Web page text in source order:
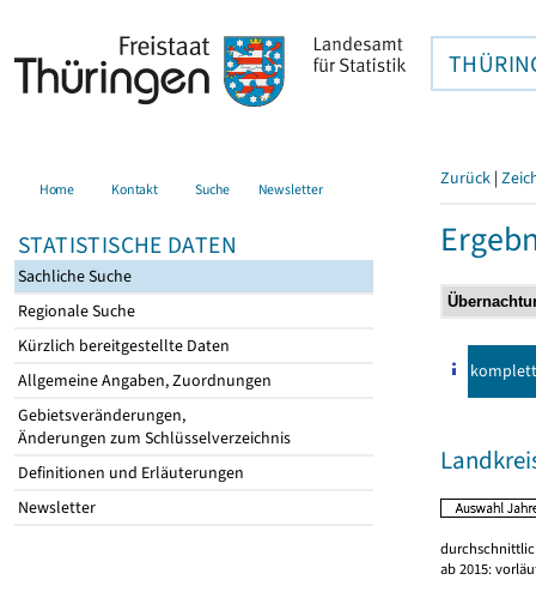
Home Kontakt Suche Newsletter
STATISTISCHE DATEN
Sachliche Suche
Regionale Suche
Kürzlich bereitgestellte Daten
Allgemeine Angaben, Zuordnungen
Gebietsveränderungen,
Änderungen zum Schlüsselverzeichnis
Definitionen und Erläuterungen
Newsletter
Zurück |
komplett
ab 2015: